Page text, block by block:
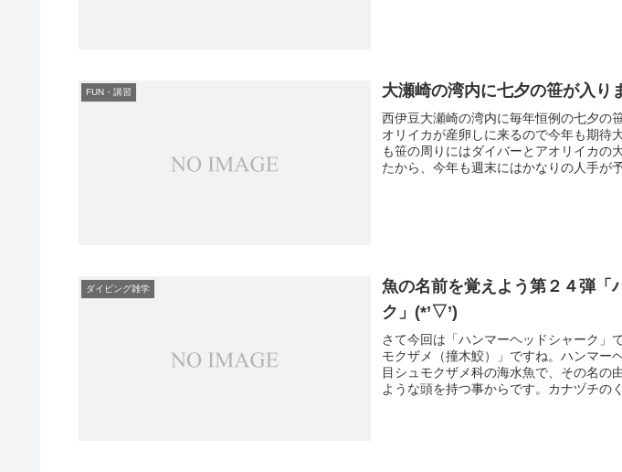
FUN・講習 大瀬崎の湾内に七夕の笹が入り
西伊豆大瀬崎の湾内に毎年恒例の七夕の
オリイカが産卵しに来るので今年も期待
も笹の周りにはダイバーとアオリイカの
たから、今年も週末にはかなりの人手が
ダイビング雑学
魚の名前を覚えよう第２４弾「
ク」(*’▽’)
さて今回は「ハンマーヘッドシャーク」
モクザメ（撞木鮫）」ですね。ハンマー
目シュモクザメ科の海水魚で、その名の
ような頭を持つ事からです。カナヅチの